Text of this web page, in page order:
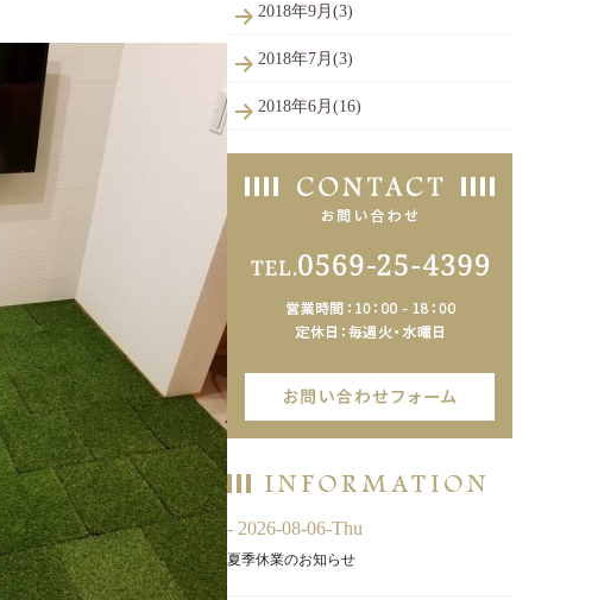
2018年9月(3)
2018年7月(3)
2018年6月(16)
- 2026-08-06-Thu
夏季休業のお知らせ